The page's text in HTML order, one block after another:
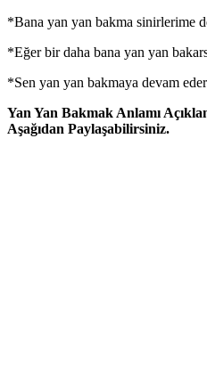
*Bana yan yan bakma sinirlerime
*Eğer bir daha bana yan yan
*Sen yan yan bakmaya devam
Yan Yan Bakmak Anlamı
Aşağıdan Paylaşabilirsiniz.